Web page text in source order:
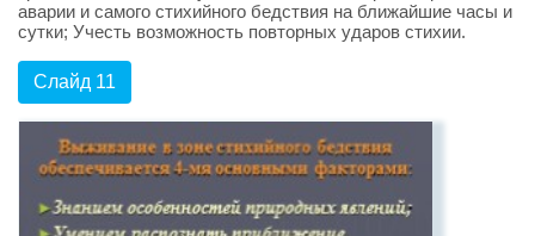
аварии и самого стихийного бедствия на ближайшие часы и
сутки; Учесть возможность повторных ударов стихии.
Слайд 11